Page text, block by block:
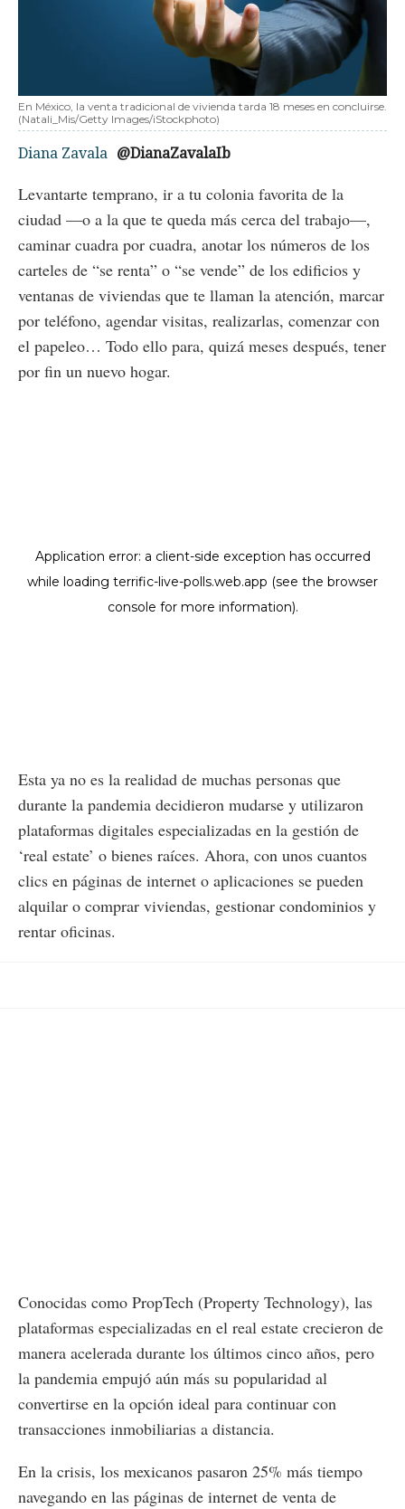
En México, la venta tradicional de vivienda tarda 18 meses en concluirse.
(Natali_Mis/Getty Images/iStockphoto)
Diana Zavala @DianaZavalaIb
Levantarte temprano, ir a tu colonia favorita de la
ciudad —o a la que te queda más cerca del trabajo—,
caminar cuadra por cuadra, anotar los números de los
carteles de “se renta” o “se vende” de los edificios y
ventanas de viviendas que te llaman la atención, marcar
por teléfono, agendar visitas, realizarlas, comenzar con
el papeleo… Todo ello para, quizá meses después, tener
por fin un nuevo hogar.
Esta ya no es la realidad de muchas personas que
durante la pandemia decidieron mudarse y utilizaron
plataformas digitales especializadas en la gestión de
‘real estate’ o bienes raíces. Ahora, con unos cuantos
clics en páginas de internet o aplicaciones se pueden
alquilar o comprar viviendas, gestionar condominios y
rentar oficinas.
Conocidas como PropTech (Property Technology), las
plataformas especializadas en el real estate crecieron de
manera acelerada durante los últimos cinco años, pero
la pandemia empujó aún más su popularidad al
convertirse en la opción ideal para continuar con
transacciones inmobiliarias a distancia.
En la crisis, los mexicanos pasaron 25% más tiempo
navegando en las páginas de internet de venta de